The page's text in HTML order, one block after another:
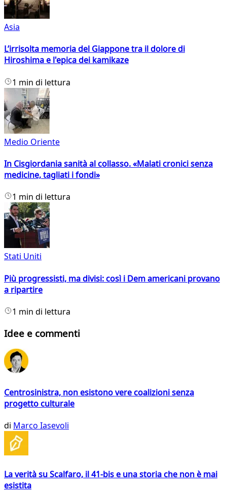
Asia
L’irrisolta memoria del Giappone tra il dolore di
Hiroshima e l'epica dei kamikaze
1 min di lettura
Medio Oriente
In Cisgiordania sanità al collasso. «Malati cronici senza
medicine, tagliati i fondi»
1 min di lettura
Stati Uniti
Più progressisti, ma divisi: così i Dem americani provano
a ripartire
1 min di lettura
Idee e commenti
Centrosinistra, non esistono vere coalizioni senza
progetto culturale
di Marco Iasevoli
La verità su Scalfaro, il 41-bis e una storia che non è mai
esistita